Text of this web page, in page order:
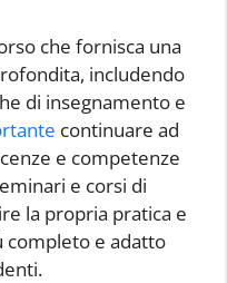
che fornisca una
includendo
di insegnamento e
continuare ad
e competenze
e corsi di
la propria pratica e
completo e adatto